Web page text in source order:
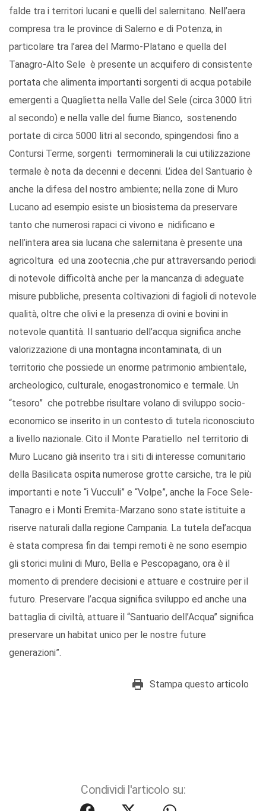
falde tra i territori lucani e quelli del salernitano. Nell’aera
compresa tra le province di Salerno e di Potenza, in
particolare tra l’area del Marmo-Platano e quella del
Tanagro-Alto Sele è presente un acquifero di consistente
portata che alimenta importanti sorgenti di acqua potabile
emergenti a Quaglietta nella Valle del Sele (circa 3000 litri
al secondo) e nella valle del fiume Bianco, sostenendo
portate di circa 5000 litri al secondo, spingendosi fino a
Contursi Terme, sorgenti termominerali la cui utilizzazione
termale è nota da decenni e decenni. L’idea del Santuario è
anche la difesa del nostro ambiente; nella zone di Muro
Lucano ad esempio esiste un biosistema da preservare
tanto che numerosi rapaci ci vivono e nidificano e
nell’intera area sia lucana che salernitana è presente una
agricoltura ed una zootecnia ,che pur attraversando periodi
di notevole difficoltà anche per la mancanza di adeguate
misure pubbliche, presenta coltivazioni di fagioli di notevole
qualità, oltre che olivi e la presenza di ovini e bovini in
notevole quantità. Il santuario dell’acqua significa anche
valorizzazione di una montagna incontaminata, di un
territorio che possiede un enorme patrimonio ambientale,
archeologico, culturale, enogastronomico e termale. Un
“tesoro” che potrebbe risultare volano di sviluppo socio-
economico se inserito in un contesto di tutela riconosciuto
a livello nazionale. Cito il Monte Paratiello nel territorio di
Muro Lucano già inserito tra i siti di interesse comunitario
della Basilicata ospita numerose grotte carsiche, tra le più
importanti e note “i Vucculi” e “Volpe”, anche la Foce Sele-
Tanagro e i Monti Eremita-Marzano sono state istituite a
riserve naturali dalla regione Campania. La tutela del’acqua
è stata compresa fin dai tempi remoti è ne sono esempio
gli storici mulini di Muro, Bella e Pescopagano, ora è il
momento di prendere decisioni e attuare e costruire per il
futuro. Preservare l’acqua significa sviluppo ed anche una
battaglia di civiltà, attuare il “Santuario dell’Acqua” significa
preservare un habitat unico per le nostre future
generazioni”.
Stampa questo articolo
Condividi l'articolo su: